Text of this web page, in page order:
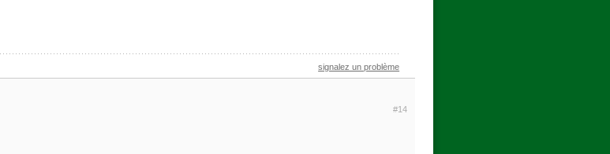
signalez un problème
#14